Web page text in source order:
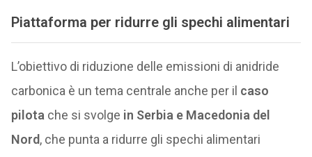
Piattaforma per ridurre gli spechi alimentari
L’obiettivo di riduzione delle emissioni di anidride
carbonica è un tema centrale anche per il caso
pilotache si svolge in Serbia e Macedonia del
Nord, che punta a ridurre gli spechi alimentari